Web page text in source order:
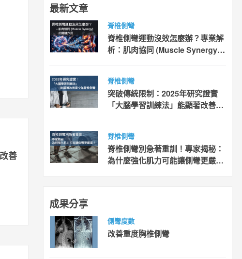
善
最新文章
脊椎側彎
脊椎側彎運動沒效怎麼辦？專業解
析：肌肉協同 (Muscle Synergy)
脊椎側彎
突破傳統限制：2025年研究證實
「大腦學習訓練法」能顯著改善青
脊椎側彎
脊椎側彎別急著重訓！專家揭秘：
為什麼強化肌力可能讓側彎更嚴
成果分享
側彎度數
改善重度胸椎側彎